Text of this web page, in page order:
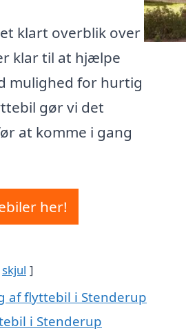
klart overblik over
klar til at hjælpe
mulighed for hurtig
gør vi det
at komme i gang
her!
skjul
af flyttebil i Stenderup
i Stenderup